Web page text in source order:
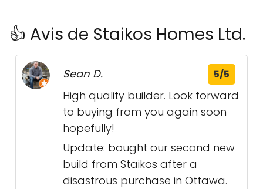
👍 Avis de Staikos Homes Ltd.
Sean D. 5/5
High quality builder. Look forward
to buying from you again soon
hopefully!
Update: bought our second new
build from Staikos after a
disastrous purchase in Ottawa.